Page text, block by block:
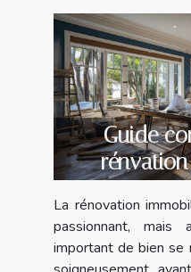
Guide
La rénovation
passionnant,
important de bien se